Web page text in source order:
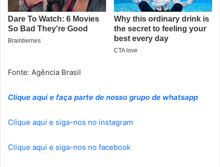
Fonte: Agência Brasil
Clique aqui e faça parte de nosso grupo de whatsapp
Clique aqui e siga-nos no instagram
Clique aqui e siga-nos no facebook